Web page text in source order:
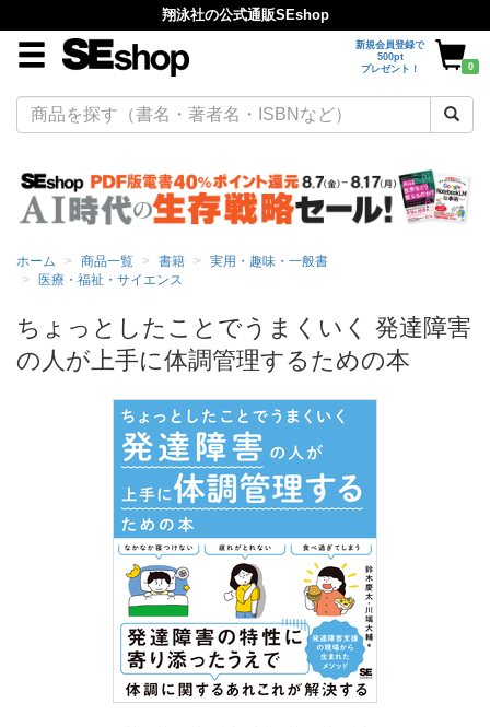
翔泳社の公式通販SEshop
新規会員登録で
500pt
プレゼント！
0
ホーム 商品一覧 書籍
実用・趣味・一般書
医療・福祉・サイエンス
ちょっとしたことでうまくいく 発達障害
の人が上手に体調管理するための本